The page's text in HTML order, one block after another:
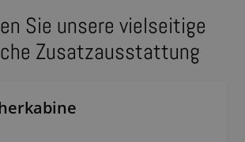
Sie unsere vielseitige
Zusatzausstattung